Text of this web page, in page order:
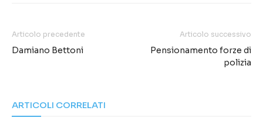
Articolo precedente
Damiano Bettoni
Articolo successivo
Pensionamento forze di
polizia
ARTICOLI CORRELATI